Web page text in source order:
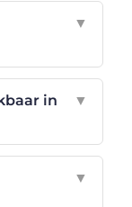
▼
in
▼
▼